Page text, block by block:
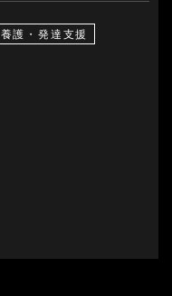
養護・発達支援